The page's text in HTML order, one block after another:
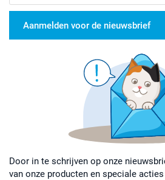
Aanmelden voor de nieuwsbrief
Door in te schrijven op onze
van onze producten en speciale